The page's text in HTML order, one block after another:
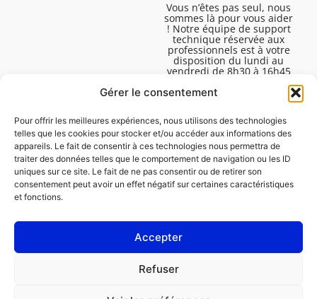
Gérer le consentement
Pour offrir les meilleures expériences, nous utilisons des technologies
telles que les cookies pour stocker et/ou accéder aux informations des
appareils. Le fait de consentir à ces technologies nous permettra de
traiter des données telles que le comportement de navigation ou les ID
uniques sur ce site. Le fait de ne pas consentir ou de retirer son
consentement peut avoir un effet négatif sur certaines caractéristiques
et fonctions.
Accepter
Refuser
Vous n’êtes pas seul, nous
sommes là pour vous aider
! Notre équipe de support
technique réservée aux
professionnels est à votre
disposition du lundi au
vendredi de 8h30 à 16h45
pour vous aider à résoudre
toutes vos questions
Mentions légales